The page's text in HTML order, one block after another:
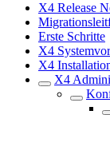
X4 Release
Erste Schritte
X4
X4
X4